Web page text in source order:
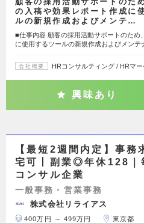
の入稿や効果レポート作成に
ルの新規作成およびメンテ…
■仕事内容 顧客の採用活動サポートのため
に使用するツールの新規作成およびメンテ
会社概要 HRコンサルティング / HRマ
興味あり
【最短2週間内定】事務
宅可丨副業◎年休128｜
コンサル企業
一般事務・営業事務
株式会社リライアス
400万円 ～ 499万円 東京都